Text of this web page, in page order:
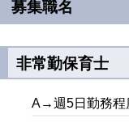
募集職名
非常勤保育士
A→週5日勤務程